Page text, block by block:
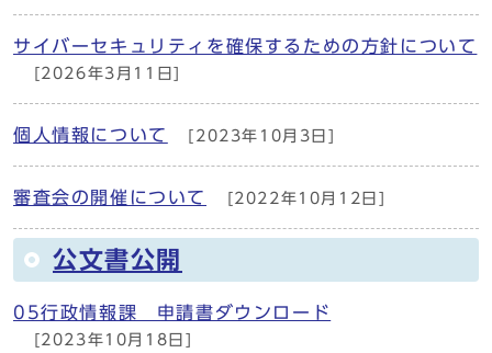
サイバーセキュリティを確保するための方針について
[2026年3月11日]
個人情報について [2023年10月3日]
審査会の開催について [2022年10月12日]
公文書公開
05行政情報課 申請書ダウンロード
[2023年10月18日]